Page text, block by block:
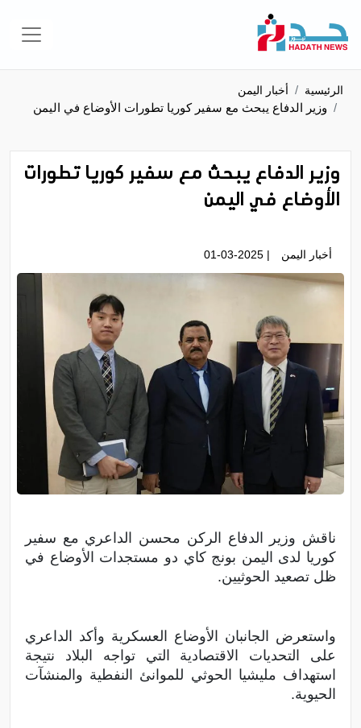
الرئيسية أخبار اليمن
وزير الدفاع يبحث مع سفير كوريا تطورات الأوضاع في اليمن
وزير الدفاع يبحث مع سفير كوريا تطورات
الأوضاع في اليمن
أخبار اليمن | 01-03-2025
ناقش وزير الدفاع الركن محسن الداعري مع سفير
كوريا لدى اليمن بونج كاي دو مستجدات الأوضاع في
ظل تصعيد الحوثيين.
واستعرض الجانبان الأوضاع العسكرية وأكد الداعري
على التحديات الاقتصادية التي تواجه البلاد نتيجة
استهداف مليشيا الحوثي للموانئ النفطية والمنشآت
الحيوية.